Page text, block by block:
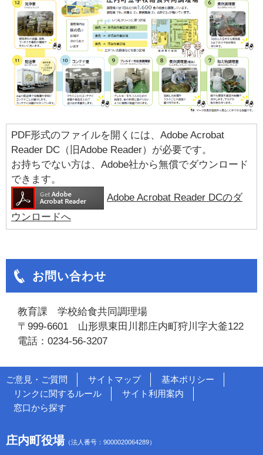
PDF形式のファイルを開くには、Adobe Acrobat
Reader DC（旧Adobe Reader）が必要です。
お持ちでない方は、Adobe社から無償でダウンロード
できます。
Adobe Acrobat Reader DCのダ
ウンロードへ
お問い合わせ
教育課 学校給食共同調理場
〒999-6601 山形県東田川郡庄内町狩川字大釜122
電話：0234-56-3207
ご意見・ご質問 サイトマップ
基本ポリシー
リンクに関するルール
サイト利用案内
窓口から探す
庄内町役場（法人番号：9000020064289）